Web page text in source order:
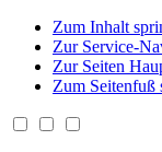
Zum Inhalt
Zur Service-
Zur Seiten
Zum Seitenfuß